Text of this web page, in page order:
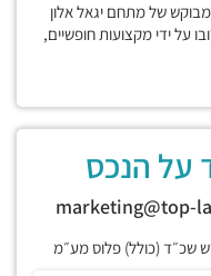
המבוקש של מתחם יגאל אלון
על ידי מקצועות חופשיים,
על הנכס
שכ״ד (כולל) פלוס מע״מ